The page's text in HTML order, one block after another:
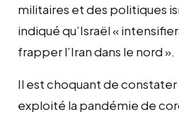
militaires et des politiques
indiqué qu’Israël «
frapper l’Iran dans le nord ».
Il est choquant de
exploité la pandémie de